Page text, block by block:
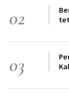
02
03